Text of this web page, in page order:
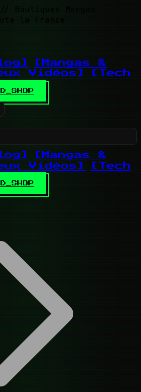
// Boutiques Mangas
la France
[Mangas &
Vidéos]
[Tech
[Mangas &
Vidéos]
[Tech